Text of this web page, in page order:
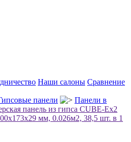
Наши салоны Сравнение
панели
Панели в
панель из гипса CUBE-Ex2
мм, 0.026м2, 38,5 шт. в 1